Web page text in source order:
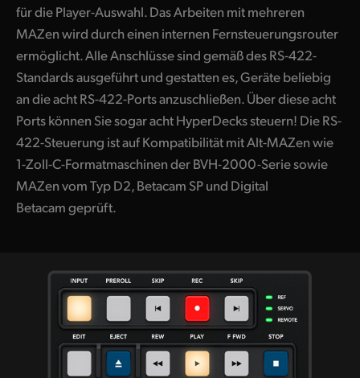
für die Player-Auswahl. Das Arbeiten mit mehreren
MAZen wird durch einen internen Fernsteuerungsrouter
ermöglicht. Alle Anschlüsse sind gemäß des RS-422-
Standards ausgeführt und gestatten es, Geräte beliebig
an die acht RS-422-Ports anzuschließen. Über diese acht
Ports können Sie sogar acht HyperDecks steuern! Die RS-
422-Steuerung ist auf Kompatibilität mit Alt-MAZen wie
1-Zoll-C-Formatmaschinen der BVH-2000-Serie sowie
MAZen vom Typ D2, Betacam SP und Digital
Betacam geprüft.